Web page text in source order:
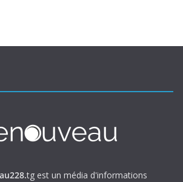
tg est un média d'informations